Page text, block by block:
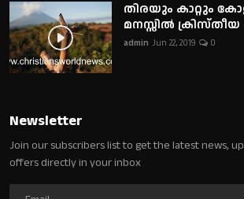
തിരയും കാറ്റും
മനസ്സിൽ ക്രിസ്തീയ
admin Jun 22, 2019 0
Newsletter
Join our subscribers list to get the latest news,
offers directly in your inbox